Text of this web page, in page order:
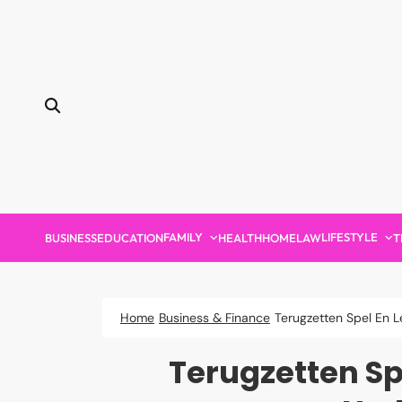
BUSINESSEDUCATIONFAMILY HEALTHHOMELAWLIFESTYLE
Home Business & Finance Terugzetten Spel En
Terugzetten